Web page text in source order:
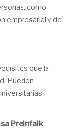
como
empresarial y de
que la
Pueden
Preinfalk